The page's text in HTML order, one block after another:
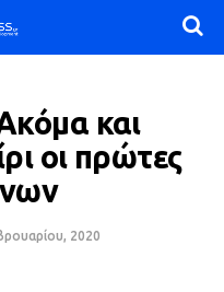
και
οι πρώτες
2020